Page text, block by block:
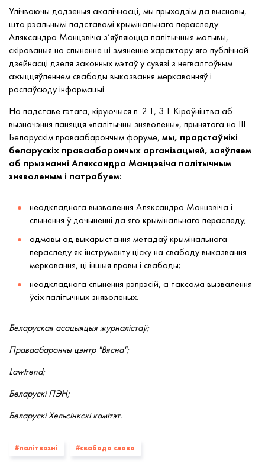
Улічваючы дадзеныя акалічнасці, мы прыходзім да высновы,
што рэальнымі падставамі крымінальнага пераследу
Аляксандра Манцэвіча з’яўляюцца палітычныя матывы,
скіраваныя на спыненне ці змяненне характару яго публічнай
дзейнасці дзеля законных мэтаў у сувязі з негвалтоўным
ажыццяўленнем свабоды выказвання меркаванняў і
распаўсюду інфармацыі.
На падставе гэтага, кіруючыся п. 2.1, 3.1 Кіраўніцтва аб
вызначэння паняцця «палітычны зняволены», прынятага на ІІІ
Беларускім праваабарончым форуме, мы, прадстаўнікі
беларускіх праваабарончых арганізацыяй, заяўляем
аб прызнанні Аляксандра Манцэвіча палітычным
зняволеным і патрабуем:
неадкладнага вызвалення Аляксандра Манцэвіча і
спынення ў дачыненні да яго крымінальнага пераследу;
адмовы ад выкарыстання метадаў крымінальнага
пераследу як інструменту ціску на свабоду выказвання
меркавання, ці іншыя правы і свабоды;
неадкладнага спынення рэпрэсій, а таксама вызвалення
ўсіх палітычных зняволеных.
Беларуская асацыяцыя журналістаў;
Праваабарончы цэнтр "Вясна";
Lawtrend;
Беларускі ПЭН;
Беларускі Хельсінкскі камітэт.
#палiтвязнi #свабода слова